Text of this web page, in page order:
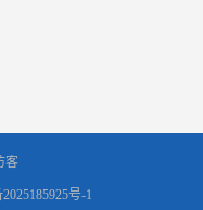
客
号-1